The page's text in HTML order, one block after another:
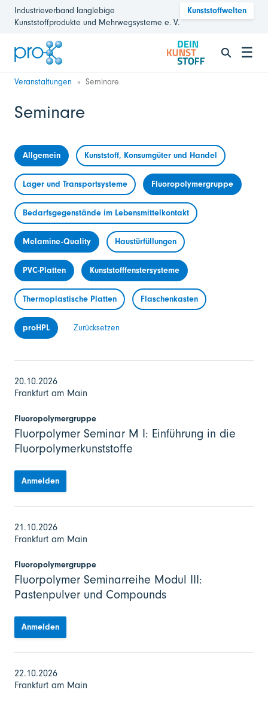
Industrieverband langlebige
Kunststoffprodukte und Mehrwegsysteme e. V.
Kunststoffwelten
☰
Veranstaltungen Seminare
Seminare
Allgemein Kunststoff, Konsumgüter und Handel
Lager und Transportsysteme Fluoropolymergruppe
Bedarfsgegenstände im Lebensmittelkontakt
Melamine-Quality Haustürfüllungen
PVC-Platten Kunststofffenstersysteme
Thermoplastische Platten Flaschenkasten
proHPL Zurücksetzen
20.10.2026
Frankfurt am Main
Fluoropolymergruppe
Fluorpolymer Seminar M I: Einführung in die
Fluorpolymerkunststoffe
Anmelden
21.10.2026
Frankfurt am Main
Fluoropolymergruppe
Fluorpolymer Seminarreihe Modul III:
Pastenpulver und Compounds
Anmelden
22.10.2026
Frankfurt am Main